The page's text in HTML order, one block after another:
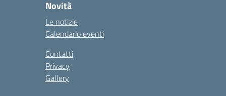
Novità
Le notizie
Calendario eventi
Contatti
Privacy
Gallery